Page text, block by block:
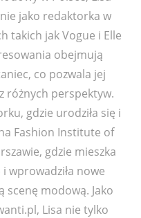
jako redaktorka w
takich jak Vogue i Elle
obejmują
co pozwala jej
różnych perspektyw.
gdzie urodziła się i
Fashion Institute of
gdzie mieszka
wprowadziła nowe
modową. Jako
Lisa nie tylko